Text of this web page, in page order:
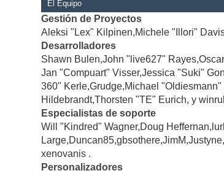
El Equipo
Gestión de Proyectos
Aleksi "Lex" Kilpinen,Michele "Illori"
Desarrolladores
Shawn Bulen,John "live627"
Jan "Compuart" Visser,Jessica "Suki"
360" Kerle,Grudge,Michael
Hildebrandt,Thorsten "TE" Eurich, y
Especialistas de soporte
Will "Kindred" Wagner,Doug
xenovanis .
Personalizadores